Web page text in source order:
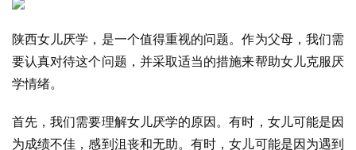
陕西女儿厌学，是一个值得重视的问题。作为父母，我们需
要认真对待这个问题，并采取适当的措施来帮助女儿克服厌
学情绪。
首先，我们需要理解女儿厌学的原因。有时，女儿可能是因
为成绩不佳，感到沮丧和无助。有时，女儿可能是因为遇到